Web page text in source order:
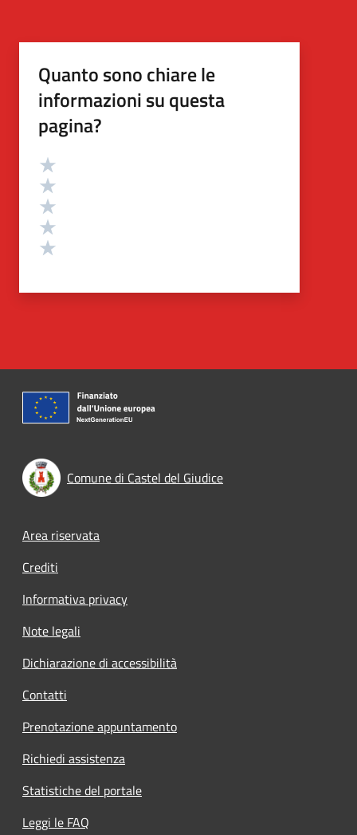
Quanto sono chiare le
informazioni su questa
pagina?
Valutazione
Comune di Castel del Giudice
Footer menu
Area riservata
Crediti
Informativa privacy
Note legali
Dichiarazione di accessibilità
Contatti
Prenotazione appuntamento
Richiedi assistenza
Statistiche del portale
Leggi le FAQ